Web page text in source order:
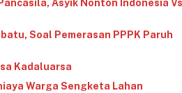
Asyik Nonton Indonesia Vs
Soal Pemerasan PPPK Paruh
Kadaluarsa
Warga Sengketa Lahan